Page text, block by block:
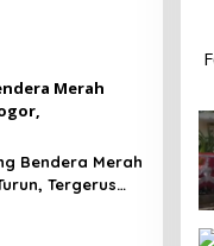
Bendera Merah
Tergerus